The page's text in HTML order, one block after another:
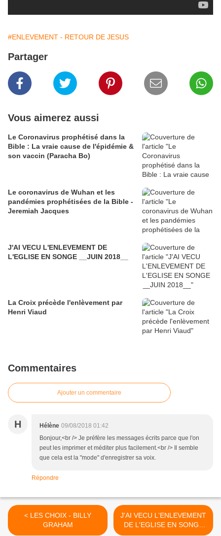
#ENLEVEMENT - RETOUR DE JESUS
Partager
Vous aimerez aussi
Le Coronavirus prophétisé dans la
Bible : La vraie cause de l'épidémie &
son vaccin (Paracha Bo)
Le coronavirus de Wuhan et les
pandémies prophétisées de la Bible -
Jeremiah Jacques
J'AI VECU L'ENLEVEMENT DE
L'EGLISE EN SONGE __JUIN 2018__
La Croix précède l'enlèvement par
Henri Viaud
Commentaires
Ajouter un commentaire
H Hélène 09/08/2018 01:42
Bonjour,<br /> Je préfère les messages écrits parce que l'on
peut les imprimer et méditer plus facilement.<br /> Il semble
que cela est la "mode" d'enregistrer sa voix.
Répondre
< LES CHOIX - BILLY
GRAHAM
J'AI VECU L'ENLEVEMENT
DE L'EGLISE EN SONGE
__JUIN 2018__ >